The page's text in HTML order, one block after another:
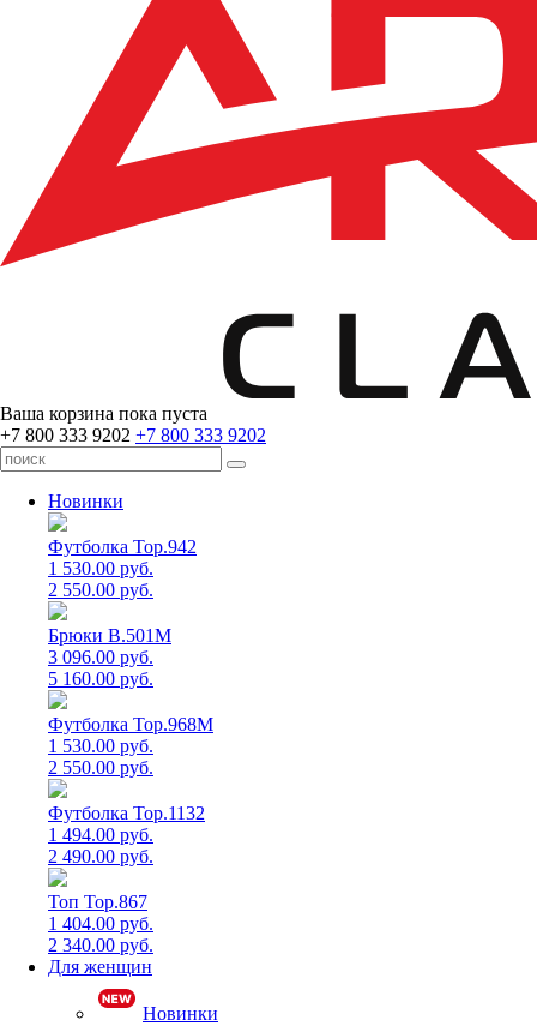
Ваша корзина пока пуста
+7 800 333 9202 +7 800 333 9202
Новинки
Футболка Top.942
1 530.00 руб.
2 550.00 руб.
Брюки B.501M
3 096.00 руб.
5 160.00 руб.
Футболка Top.968M
1 530.00 руб.
2 550.00 руб.
Футболка Top.1132
1 494.00 руб.
2 490.00 руб.
Топ Top.867
1 404.00 руб.
2 340.00 руб.
Для женщин
Новинки